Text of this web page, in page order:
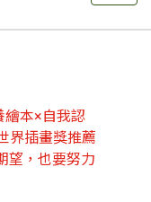
繪本×自我認
插畫獎推薦
，也要努力